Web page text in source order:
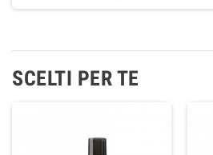
SCELTI PER TE